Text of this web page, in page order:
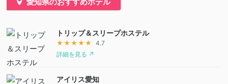
トリップ＆スリープホステル
★★★★★
4.7
詳細を見る ↗
アイリス愛知